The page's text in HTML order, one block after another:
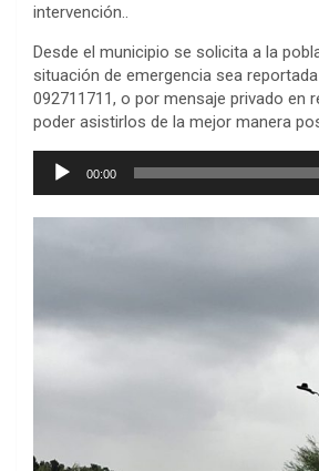
intervención..
Desde el municipio se solicita a la
situación de emergencia sea
092711711, o por mensaje privado en
poder asistirlos de la mejor manera
Reproductor
00:00